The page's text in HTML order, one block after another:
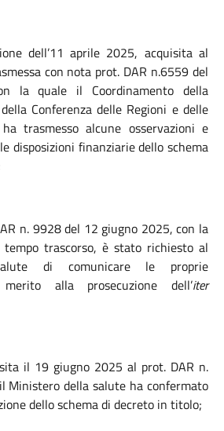
dell’11 aprile 2025, acquisita al
con nota prot. DAR n.6559 del
la quale il Coordinamento della
Conferenza delle Regioni e delle
trasmesso alcune osservazioni e
disposizioni finanziarie dello schema
n. 9928 del 12 giugno 2025, con la
trascorso, è stato richiesto al
di comunicare le proprie
alla prosecuzione dell’iter
il 19 giugno 2025 al prot. DAR n.
Ministero della salute ha confermato
dello schema di decreto in titolo;